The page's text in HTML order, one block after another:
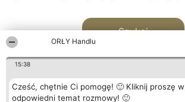
ORŁY Handlu
15:38
Cześć, chętnie Ci pomogę! 🙂 Kliknij proszę w
odpowiedni temat rozmowy! 🙂
Szukaj